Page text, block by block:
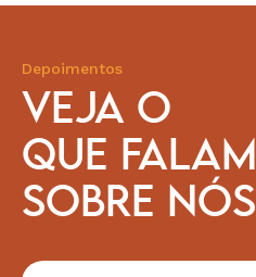
Depoimentos
VEJA O
QUE FALAM
SOBRE NÓS